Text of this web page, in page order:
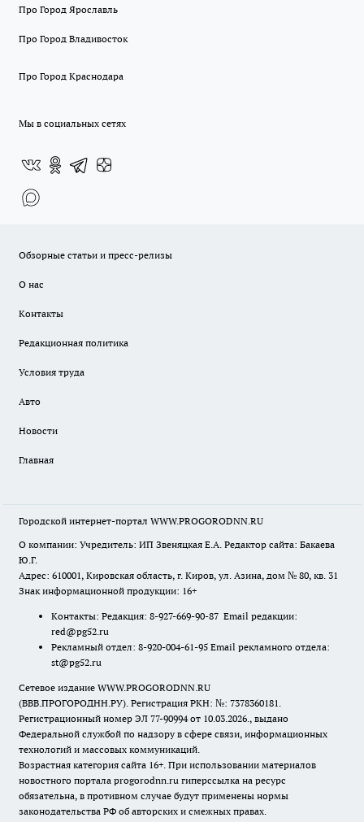
Про Город Ярославль
Про Город Владивосток
Про Город Краснодара
Мы в социальных сетях
Обзорные статьи и пресс-релизы
О нас
Контакты
Редакционная политика
Условия труда
Авто
Новости
Главная
Городской интернет-портал WWW.PROGORODNN.RU
О компании: Учредитель: ИП Звеняцкая Е.А. Редактор сайта: Бакаева
Ю.Г.
Адрес: 610001, Кировская область, г. Киров, ул. Азина, дом № 80, кв. 31
Знак информационной продукции: 16+
Контакты: Редакция: 8-927-669-90-87 Email редакции:
red@pg52.ru
Рекламный отдел: 8-920-004-61-95 Email рекламного отдела:
st@pg52.ru
Сетевое издание WWW.PROGORODNN.RU
(ВВВ.ПРОГОРОДНН.РУ). Регистрация РКН: №: 7378360181.
Регистрационный номер ЭЛ 77-90994 от 10.03.2026., выдано
Федеральной службой по надзору в сфере связи, информационных
технологий и массовых коммуникаций.
Возрастная категория сайта 16+. При использовании материалов
новостного портала progorodnn.ru гиперссылка на ресурс
обязательна, в противном случае будут применены нормы
законодательства РФ об авторских и смежных правах.